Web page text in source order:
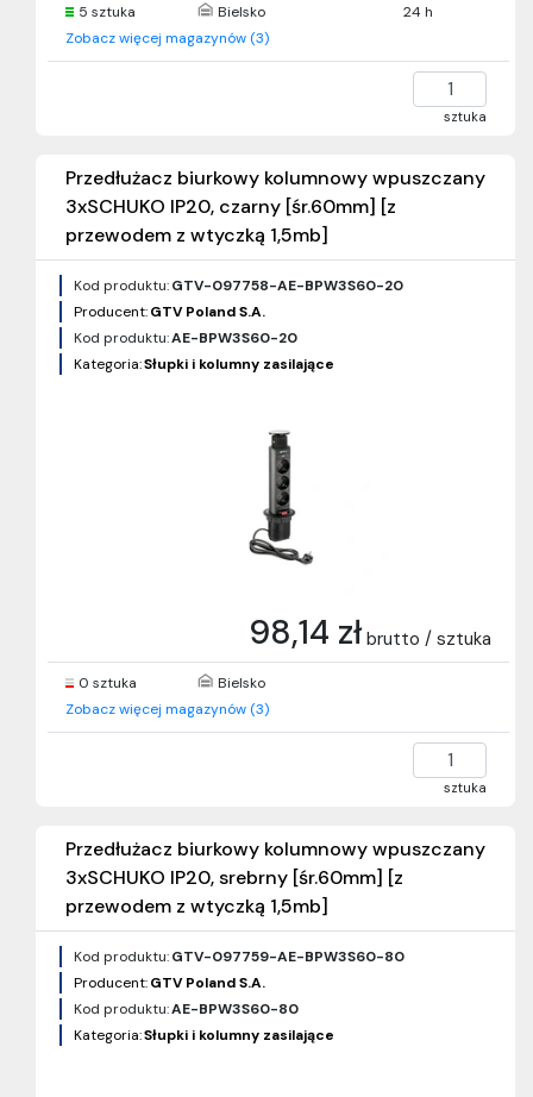
5 sztuka Bielsko
24 h
Zobacz więcej magazynów (3)
sztuka
Przedłużacz biurkowy kolumnowy wpuszczany
3xSCHUKO IP20, czarny [śr.60mm] [z
przewodem z wtyczką 1,5mb]
Kod produktu:GTV-097758-AE-BPW3S60-20
Producent:GTV Poland S.A.
Kod produktu:AE-BPW3S60-20
Kategoria:Słupki i kolumny zasilające
98,14 zł brutto / sztuka
0 sztuka
Bielsko
Zobacz więcej magazynów (3)
sztuka
Przedłużacz biurkowy kolumnowy wpuszczany
3xSCHUKO IP20, srebrny [śr.60mm] [z
przewodem z wtyczką 1,5mb]
Kod produktu:GTV-097759-AE-BPW3S60-80
Producent:GTV Poland S.A.
Kod produktu:AE-BPW3S60-80
Kategoria:Słupki i kolumny zasilające